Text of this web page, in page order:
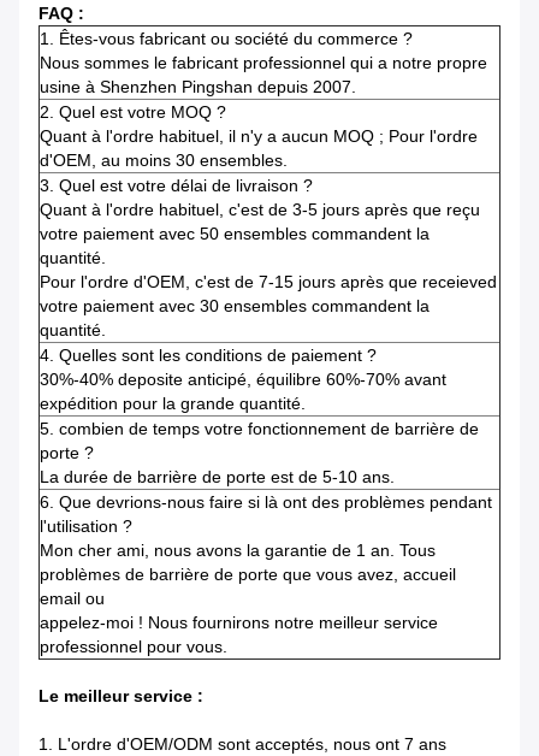
FAQ :
1. Êtes-vous fabricant ou société du commerce ?
Nous sommes le fabricant professionnel qui a notre propre
usine à Shenzhen Pingshan depuis 2007.
2. Quel est votre MOQ ?
Quant à l'ordre habituel, il n'y a aucun MOQ ; Pour l'ordre
d'OEM, au moins 30 ensembles.
3. Quel est votre délai de livraison ?
Quant à l'ordre habituel, c'est de 3-5 jours après que reçu
votre paiement avec 50 ensembles commandent la
quantité.
Pour l'ordre d'OEM, c'est de 7-15 jours après que receieved
votre paiement avec 30 ensembles commandent la
quantité.
4. Quelles sont les conditions de paiement ?
30%-40% deposite anticipé, équilibre 60%-70% avant
expédition pour la grande quantité.
5. combien de temps votre fonctionnement de barrière de
porte ?
La durée de barrière de porte est de 5-10 ans.
6. Que devrions-nous faire si là ont des problèmes pendant
l'utilisation ?
Mon cher ami, nous avons la garantie de 1 an. Tous
problèmes de barrière de porte que vous avez, accueil
email ou
appelez-moi ! Nous fournirons notre meilleur service
professionnel pour vous.
Le meilleur service :
1. L'ordre d'OEM/ODM sont acceptés, nous ont 7 ans